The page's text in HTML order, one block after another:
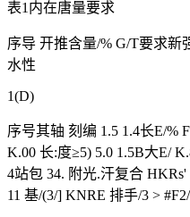
表1内在唐量要求
序导 开推含量/% G/T要求新
水性
1(D)
序号其轴 刻编 1.5 1.4长E/%
K.00 长:度≥5) 5.0 1.5B大E/
4站包 34. 附光.汗复合 HKRs'
11 基/(3/] KNRE 排手/3 >